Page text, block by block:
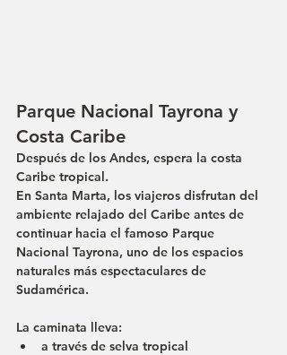
Parque Nacional Tayrona y
Costa Caribe
Después de los Andes, espera la costa
Caribe tropical.
En Santa Marta, los viajeros disfrutan del
ambiente relajado del Caribe antes de
continuar hacia el famoso Parque
Nacional Tayrona, uno de los espacios
naturales más espectaculares de
Sudamérica.
La caminata lleva:
a través de selva tropical